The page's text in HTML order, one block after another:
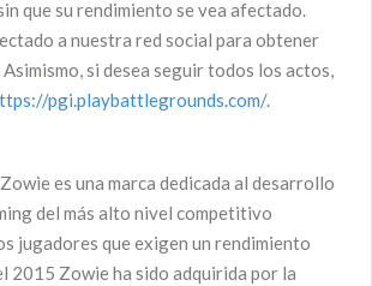
que su rendimiento se vea afectado.
a nuestra red social para obtener
si desea seguir todos los actos,
pgi.playbattlegrounds.com/.
es una marca dedicada al desarrollo
del más alto nivel competitivo
jugadores que exigen un rendimiento
2015 Zowie ha sido adquirida por la